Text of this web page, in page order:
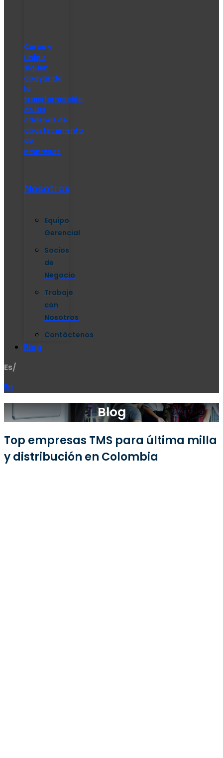
Cerca y
Unigis
siguen
apoyando
la
transformación
de las
cadenas de
abastecimiento
de
empresas
Nosotros
Equipo
Gerencial
Socios
de
Negocio
Trabaje
con
Nosotros
Contáctenos
Blog
Es/
En
Blog
Top empresas TMS para última milla
y distribución en Colombia